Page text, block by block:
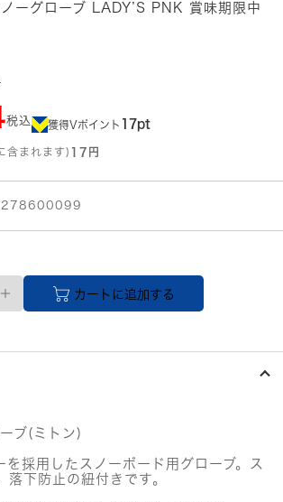
ーグローブ LADY’S PNK 賞味期限中
税込 獲得Vポイント 17pt
含まれます) 17円
カートに追加する
ブ(ミトン)
を採用したスノーボード用グローブ。ス
落下防止の紐付きです。